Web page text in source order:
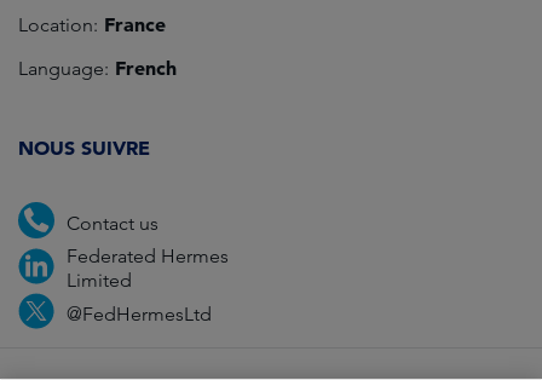
Location: France
Language: French
NOUS SUIVRE
Contact us
Federated Hermes
Limited
@FedHermesLtd